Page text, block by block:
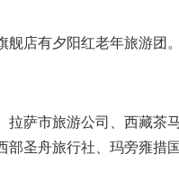
店有夕阳红老年旅游团。
拉萨市旅游公司、西藏茶马
部圣舟旅行社、玛旁雍措